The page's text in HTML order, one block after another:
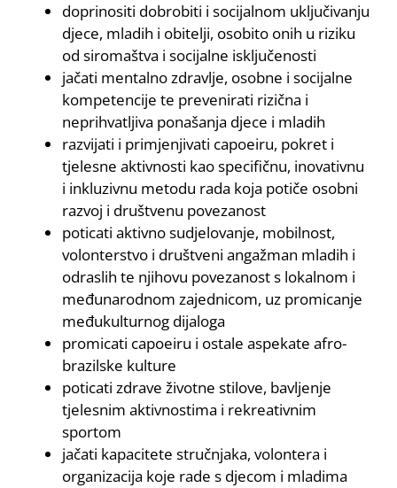
doprinositi dobrobiti i socijalnom uključivanju
djece, mladih i obitelji, osobito onih u riziku
od siromaštva i socijalne isključenosti
jačati mentalno zdravlje, osobne i socijalne
kompetencije te prevenirati rizična i
neprihvatljiva ponašanja djece i mladih
razvijati i primjenjivati capoeiru, pokret i
tjelesne aktivnosti kao specifičnu, inovativnu
i inkluzivnu metodu rada koja potiče osobni
razvoj i društvenu povezanost
poticati aktivno sudjelovanje, mobilnost,
volonterstvo i društveni angažman mladih i
odraslih te njihovu povezanost s lokalnom i
međunarodnom zajednicom, uz promicanje
međukulturnog dijaloga
promicati capoeiru i ostale aspekate afro-
brazilske kulture
poticati zdrave životne stilove, bavljenje
tjelesnim aktivnostima i rekreativnim
sportom
jačati kapacitete stručnjaka, volontera i
organizacija koje rade s djecom i mladima